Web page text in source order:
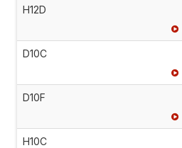
H12D
D10C
D10F
H10C